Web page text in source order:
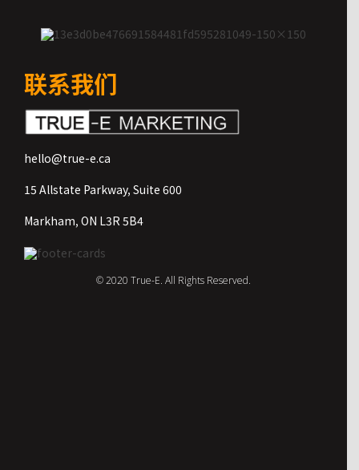
联系我们
hello@true-e.ca
15 Allstate Parkway, Suite 600
Markham, ON L3R 5B4
© 2020 True-E. All Rights Reserved.